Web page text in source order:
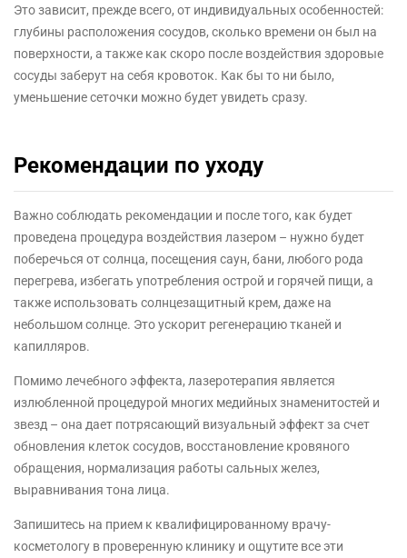
Это зависит, прежде всего, от индивидуальных особенностей:
глубины расположения сосудов, сколько времени он был на
поверхности, а также как скоро после воздействия здоровые
сосуды заберут на себя кровоток. Как бы то ни было,
уменьшение сеточки можно будет увидеть сразу.
Рекомендации по уходу
Важно соблюдать рекомендации и после того, как будет
проведена процедура воздействия лазером – нужно будет
поберечься от солнца, посещения саун, бани, любого рода
перегрева, избегать употребления острой и горячей пищи, а
также использовать солнцезащитный крем, даже на
небольшом солнце. Это ускорит регенерацию тканей и
капилляров.
Помимо лечебного эффекта, лазеротерапия является
излюбленной процедурой многих медийных знаменитостей и
звезд – она дает потрясающий визуальный эффект за счет
обновления клеток сосудов, восстановление кровяного
обращения, нормализация работы сальных желез,
выравнивания тона лица.
Запишитесь на прием к квалифицированному врачу-
косметологу в проверенную клинику и ощутите все эти